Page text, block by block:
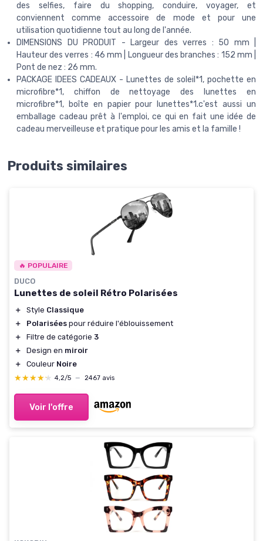
des selfies, faire du shopping, conduire, voyager, et
conviennent comme accessoire de mode et pour une
utilisation quotidienne tout au long de l'année.
DIMENSIONS DU PRODUIT - Largeur des verres : 50 mm |
Hauteur des verres : 46 mm | Longueur des branches : 152 mm |
Pont de nez : 26 mm.
PACKAGE IDEES CADEAUX - Lunettes de soleil*1, pochette en
microfibre*1, chiffon de nettoyage des lunettes en
microfibre*1, boîte en papier pour lunettes*1.c'est aussi un
emballage cadeau prêt à l'emploi, ce qui en fait une idée de
cadeau merveilleuse et pratique pour les amis et la famille !
Produits similaires
🔥 POPULAIRE
DUCO
Lunettes de soleil Rétro Polarisées
＋ Style Classique
＋
Polarisées pour réduire l'éblouissement
＋
Filtre de catégorie 3
＋
Design en miroir
＋
Couleur Noire
★★★★★
★★★★★ 4,2/5 — 2467 avis
Voir l'offre